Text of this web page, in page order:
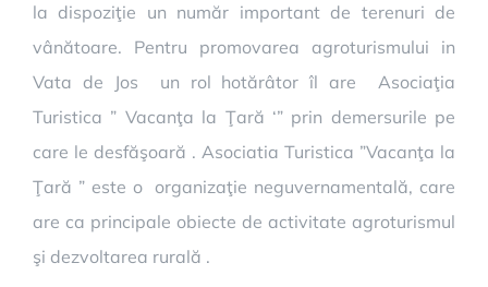
la dispoziţie un număr important de terenuri de
vânătoare. Pentru promovarea agroturismului in
Vata de Jos un rol hotărâtor îl are Asociaţia
Turistica ” Vacanţa la Ţară ‘” prin demersurile pe
care le desfăşoară . Asociatia Turistica ”Vacanţa la
Ţară ” este o organizaţie neguvernamentală, care
are ca principale obiecte de activitate agroturismul
şi dezvoltarea rurală .